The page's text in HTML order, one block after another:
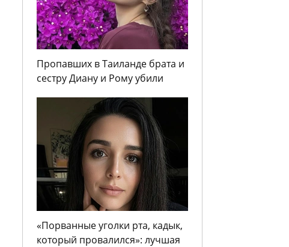
Пропавших в Таиланде брата и
сестру Диану и Рому убили
«Порванные уголки рта, кадык,
который провалился»: лучшая